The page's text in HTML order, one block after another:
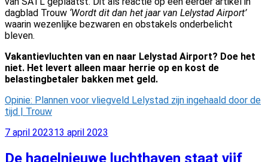
dagblad Trouw ‘Wordt dit dan het jaar van Lelystad Airport’
waarin wezenlijke bezwaren en obstakels onderbelicht
bleven.
Vakantievluchten van en naar Lelystad Airport? Doe het
niet. Het levert alleen maar herrie op en kost de
belastingbetaler bakken met geld.
Opinie: Plannen voor vliegveld Lelystad zijn ingehaald door de
tijd | Trouw
Geplaatst
7 april 202313 april 2023
De hagelnieuwe luchthaven staat vijf